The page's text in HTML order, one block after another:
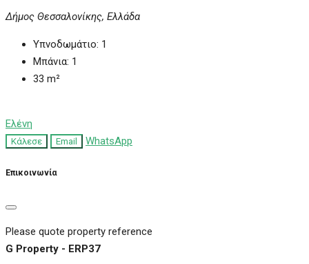
Δήμος Θεσσαλονίκης, Ελλάδα
Υπνοδωμάτιο: 1
Μπάνια: 1
33 m²
Ελένη
Κάλεσε Email WhatsApp
Επικοινωνία
Please quote property reference
G Property - ERP37